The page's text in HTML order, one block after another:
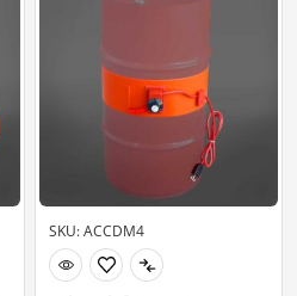
SKU: ACCDM4